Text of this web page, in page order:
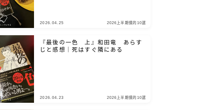
2026.04.25 2026上半期僕的10選
『最後の一色 上』和田竜 あらす
じと感想｜死はすぐ隣にある
2026.04.23 2026上半期僕的10選